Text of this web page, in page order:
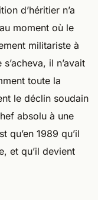
d’héritier n’a
moment où le
militariste à
il n’avait
toute la
le déclin soudain
absolu à une
qu’en 1989 qu’il
et qu’il devient